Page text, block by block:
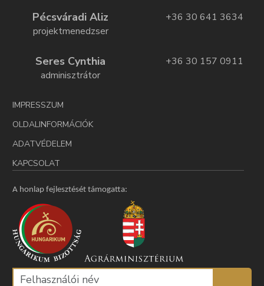
Pécsváradi Aliz
projektmenedzser
+36 30 641 3634
Seres Cynthia
adminisztrátor
+36 30 157 0911
IMPRESSZUM
OLDALINFORMÁCIÓK
ADATVÉDELEM
KAPCSOLAT
A honlap fejlesztését támogatta: